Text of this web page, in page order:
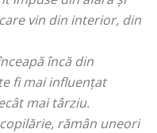
vin din interior, din
încă din
fi mai influențat
mai târziu.
rămân uneori